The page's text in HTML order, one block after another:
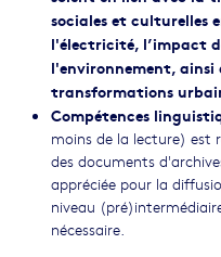
sociales et culturelles
l'électricité, l’impact
l'environnement, ainsi
transformations
Compétences
moins de la lecture) est
des documents
appréciée pour la
niveau
nécessaire.